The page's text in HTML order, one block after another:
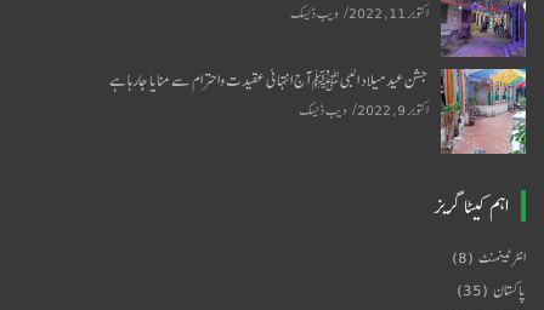
اکتوبر 11, 2022 ویب ڈیسک
جشن عید میلاد النبی ﷺ آج انتہائی عقیدت واحترام سے منایا جارہا ہے
اکتوبر 9, 2022 ویب ڈیسک
اہم کیٹا گریز
انٹرٹینمنٹ (8)
پاکستان (35)